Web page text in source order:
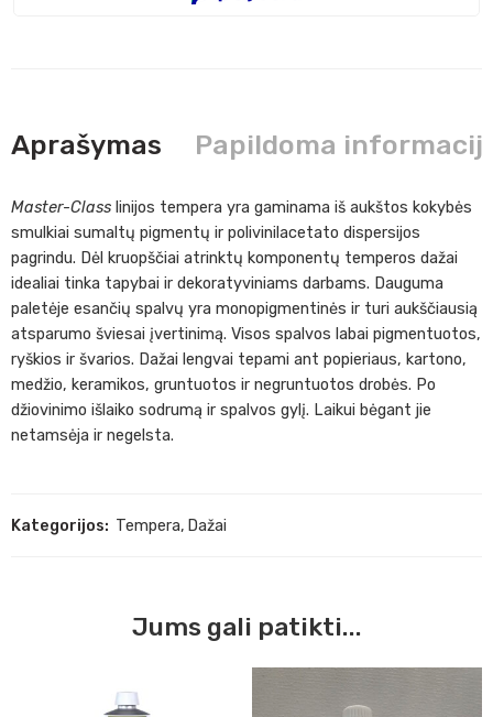
Aprašymas Papildoma
Master-Class linijos tempera yra gaminama iš aukštos kokybės
smulkiai sumaltų pigmentų ir polivinilacetato dispersijos
pagrindu. Dėl kruopščiai atrinktų komponentų temperos dažai
idealiai tinka tapybai ir dekoratyviniams darbams. Dauguma
paletėje esančių spalvų yra monopigmentinės ir turi aukščiausią
atsparumo šviesai įvertinimą. Visos spalvos labai pigmentuotos,
ryškios ir švarios. Dažai lengvai tepami ant popieriaus, kartono,
medžio, keramikos, gruntuotos ir negruntuotos drobės. Po
džiovinimo išlaiko sodrumą ir spalvos gylį. Laikui bėgant jie
netamsėja ir negelsta.
Kategorijos: Tempera, Dažai
Jums gali patikti...